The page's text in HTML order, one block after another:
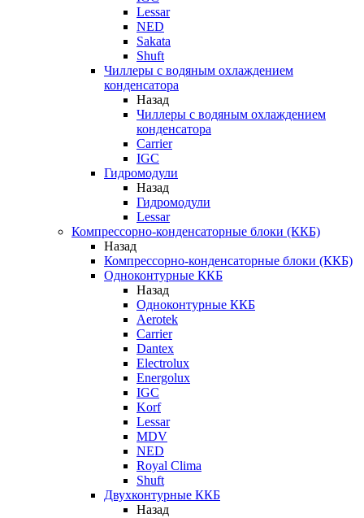
Lessar
NED
Sakata
Shuft
Чиллеры с водяным охлаждением
конденсатора
Назад
Чиллеры с водяным охлаждением
конденсатора
Carrier
IGC
Гидромодули
Назад
Гидромодули
Lessar
Компрессорно-конденсаторные блоки (ККБ)
Назад
Компрессорно-конденсаторные блоки (ККБ)
Одноконтурные ККБ
Назад
Одноконтурные ККБ
Aerotek
Carrier
Dantex
Electrolux
Energolux
IGC
Korf
Lessar
MDV
NED
Royal Clima
Shuft
Двухконтурные ККБ
Назад